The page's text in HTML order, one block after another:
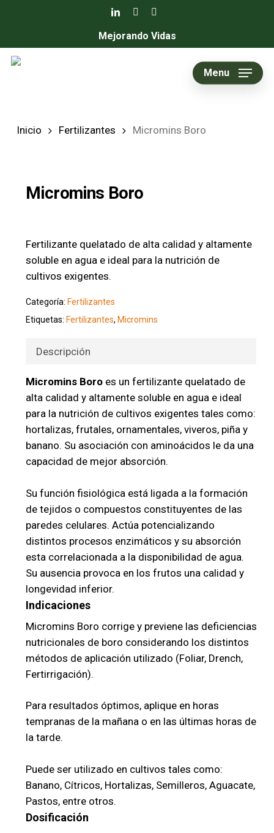
content
linkedin
Mejorando Vidas
Menu
Inicio Fertilizantes Micromins Boro
Micromins Boro
Fertilizante quelatado de alta calidad y altamente
soluble en agua e ideal para la nutrición de
cultivos exigentes.
Categoría: Fertilizantes
Etiquetas: Fertilizantes, Micromins
Descripción
Micromins Boroes un fertilizante quelatado de
alta calidad y altamente soluble en agua e ideal
para la nutrición de cultivos exigentes tales como:
hortalizas, frutales, ornamentales, viveros, piña y
banano. Su asociación con aminoácidos le da una
capacidad de mejor absorción.
Su función fisiológica está ligada a la formación
de tejidos o compuestos constituyentes de las
paredes celulares. Actúa potencializando
distintos procesos enzimáticos y su absorción
esta correlacionada a la disponibilidad de agua.
Su ausencia provoca en los frutos una calidad y
longevidad inferior.
Indicaciones
Micromins Boro corrige y previene las deficiencias
nutricionales de boro considerando los distintos
métodos de aplicación utilizado (Foliar, Drench,
Fertirrigación).
Para resultados óptimos, aplique en horas
tempranas de la mañana o en las últimas horas de
la tarde.
Puede ser utilizado en cultivos tales como:
Banano, Cítricos, Hortalizas, Semilleros, Aguacate,
Pastos, entre otros.
Dosificación